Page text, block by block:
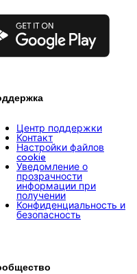
Play
Центр поддержки
Контакт
Настройки файлов
cookie
Уведомление о
прозрачности
информации при
получении
Конфиденциальность и
безопасность